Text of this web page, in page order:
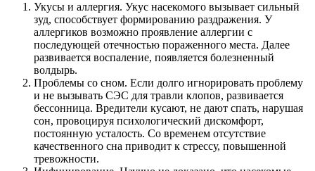
Укусы и аллергия. Укус насекомого вызывает сильный
зуд, способствует формированию раздражения. У
аллергиков возможно проявление аллергии с
последующей отечностью пораженного места. Далее
развивается воспаление, появляется болезненный
волдырь.
Проблемы со сном. Если долго игнорировать проблему
и не вызывать СЭС для травли клопов, развивается
бессонница. Вредители кусают, не дают спать, нарушая
сон, провоцируя психологический дискомфорт,
постоянную усталость. Со временем отсутствие
качественного сна приводит к стрессу, повышенной
тревожности.